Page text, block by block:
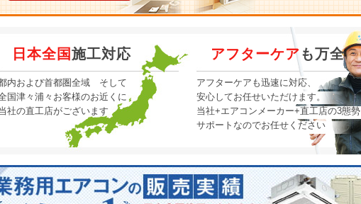
日本全国施工対応
内および首都圏全域 そして
国津々浦々お客様のお近くに
社の直工店がございます
アフターケアも万全
アフターケアも迅速に対応、
安心してお任せいただけます。
当社+エアコンメーカー+直工店の3態勢
サポートなのでお任せください